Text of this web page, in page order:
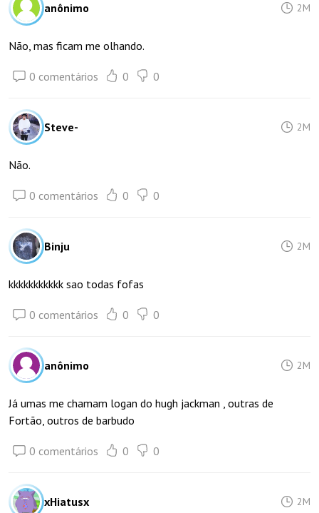
anônimo 2M
Não, mas ficam me olhando.
0 comentários 0 0
Steve- 2M
Não.
0 comentários 0 0
Binju 2M
kkkkkkkkkkk sao todas fofas
0 comentários 0 0
anônimo 2M
Já umas me chamam logan do hugh jackman , outras de
Fortão, outros de barbudo
0 comentários 0 0
xHiatusx 2M